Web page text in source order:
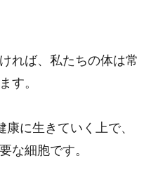
れば、私たちの体は常
す。
に生きていく上で、
な細胞です。